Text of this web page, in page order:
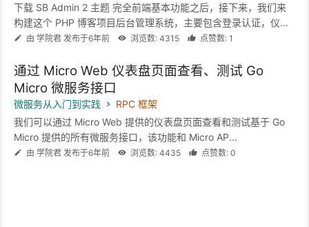
下载 SB Admin 2 主题 完全前端基本功能之后，接下来，我们来
构建这个 PHP 博客项目后台管理系统，主要包含登录认证，仪...
由 学院君 发布于6年前 浏览数: 4315 点赞数: 1
通过 Micro Web 仪表盘页面查看、测试 Go
Micro 微服务接口
微服务从入门到实践
RPC 框架
我们可以通过 Micro Web 提供的仪表盘页面查看和测试基于 Go
Micro 提供的所有微服务接口，该功能和 Micro AP...
由 学院君 发布于6年前 浏览数: 4435 点赞数: 0